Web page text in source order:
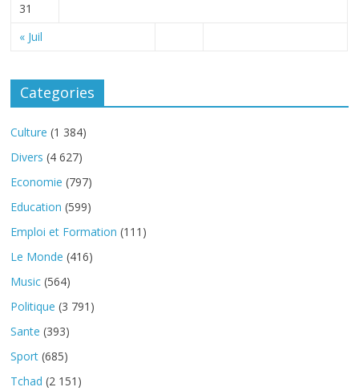
« Juil
31
Categories
Culture (1 384)
Divers (4 627)
Economie (797)
Education (599)
Emploi et Formation (111)
Le Monde (416)
Music (564)
Politique (3 791)
Sante (393)
Sport (685)
Tchad (2 151)